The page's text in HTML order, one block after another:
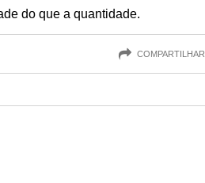
do que a quantidade.
COMPARTILHAR